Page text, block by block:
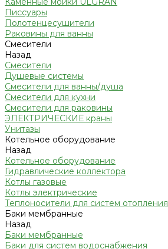
Писсуары
Полотенцесушители
Раковины для ванны
Смесители
Назад
Смесители
Душевые системы
Смесители для ванны/душа
Смесители для кухни
Смесители для раковины
ЭЛЕКТРИЧЕСКИЕ краны
Унитазы
Котельное оборудование
Назад
Котельное оборудование
Гидравлические коллектора
Котлы газовые
Котлы электрические
Теплоносители для систем отопления
Баки мембранные
Назад
Баки мембранные
Баки для систем водоснабжения